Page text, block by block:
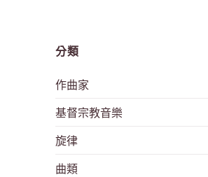
分類
作曲家
基督宗教音樂
旋律
曲類